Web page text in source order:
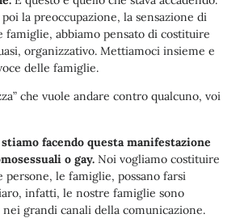
la preoccupazione, la sensazione di
famiglie, abbiamo pensato di costituire
organizzativo. Mettiamoci insieme e
delle famiglie.
che vuole andare contro qualcuno, voi
facendo questa manifestazione
o gay. Noi vogliamo costituire
persone, le famiglie, possano farsi
infatti, le nostre famiglie sono
grandi canali della comunicazione.